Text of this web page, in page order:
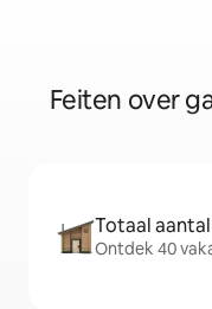
Feiten over
Totaal
Ontdek 40